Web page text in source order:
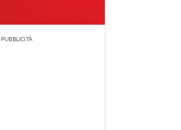
PUBBLICITÀ